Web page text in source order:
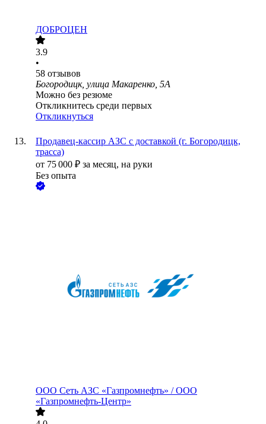
ДОБРОЦЕН
3.9
•
58 отзывов
Богородицк, улица Макаренко, 5А
Можно без резюме
Откликнитесь среди первых
Откликнуться
Продавец-кассир АЗС с доставкой (г. Богородицк,
трасса)
от 75 000 ₽ за месяц, на руки
Без опыта
ООО Сеть АЗС «Газпромнефть» / ООО
«Газпромнефть-Центр»